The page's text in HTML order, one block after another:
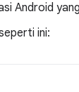
Android
ini: